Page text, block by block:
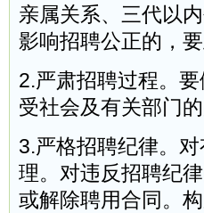
亲属关系、三代以
影响招聘公正的，要
2.严肃招聘过程。
受社会及有关部门的
3.严格招聘纪律。
理。对违反招聘纪
或解除聘用合同。